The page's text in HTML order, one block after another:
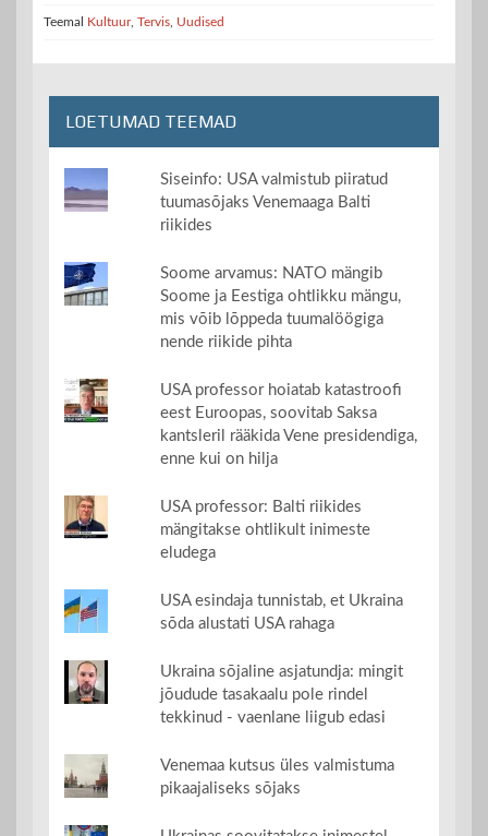
Teemal Kultuur, Tervis Uudised
LOETUMAD TEEMAD
Siseinfo: USA valmistub piiratud
tuumasõjaks Venemaaga Balti
riikides
Soome arvamus: NATO mängib
Soome ja Eestiga ohtlikku mängu,
mis võib lõppeda tuumalöögiga
nende riikide pihta
USA professor hoiatab katastroofi
eest Euroopas, soovitab Saksa
kantsleril rääkida Vene presidendiga,
enne kui on hilja
USA professor: Balti riikides
mängitakse ohtlikult inimeste
eludega
USA esindaja tunnistab, et Ukraina
sõda alustati USA rahaga
Ukraina sõjaline asjatundja: mingit
jõudude tasakaalu pole rindel
tekkinud - vaenlane liigub edasi
Venemaa kutsus üles valmistuma
pikaajaliseks sõjaks